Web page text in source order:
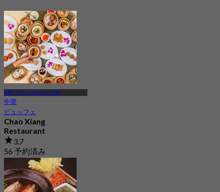
MRT ラチャダピセーク駅
中華
ビュッフェ
Chao Xiang
Restaurant
3.7
56 予約済み
฿ 649